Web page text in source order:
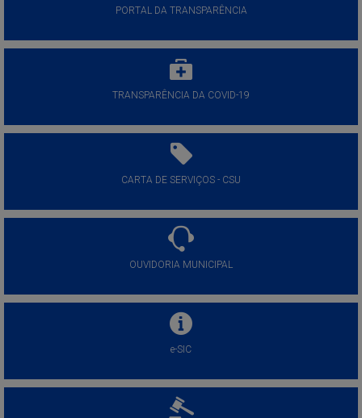
PORTAL DA TRANSPARÊNCIA
TRANSPARÊNCIA DA COVID-19
CARTA DE SERVIÇOS - CSU
OUVIDORIA MUNICIPAL
e-SIC